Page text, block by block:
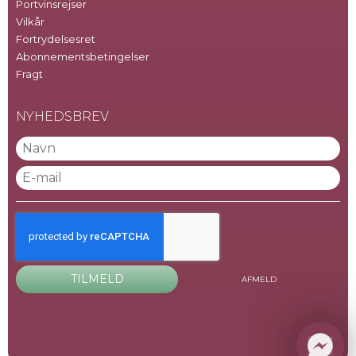
Portvinsrejser
Vilkår
Fortrydelsesret
Abonnementsbetingelser
Fragt
NYHEDSBREV
TILMELD AFMELD